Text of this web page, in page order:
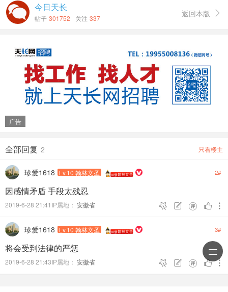
今日天长
帖子 301752 关注 337 返回本版 
广告
全部回复 2 只看楼主
珍爱1618 Lv.10 翰林文圣 2#
因感情矛盾 手段太残忍
2019-6-28 21:41IP属地： 安徽省    

珍爱1618 Lv.10 翰林文圣 3#
将会受到法律的严惩
2019-6-28 21:43IP属地： 安徽省    

